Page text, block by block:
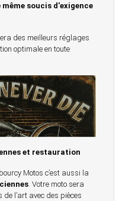
soucis d'exigence
des meilleurs réglages
optimale en toute
et restauration
Motos c’est aussi la
. Votre moto sera
de l’art avec des pièces